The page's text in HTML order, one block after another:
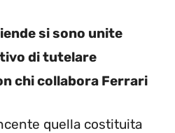
si sono unite
di tutelare
chi collabora Ferrari
quella costituita